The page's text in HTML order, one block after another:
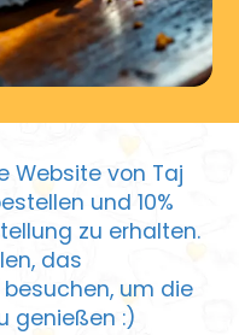
Website von Taj
und 10%
zu erhalten.
das
um die
genießen :)